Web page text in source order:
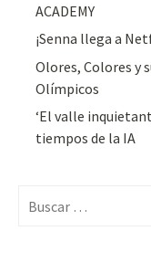
ACADEMY
¡Senna llega a
Olores, Colores y
Olímpicos
‘El valle
tiempos de la IA